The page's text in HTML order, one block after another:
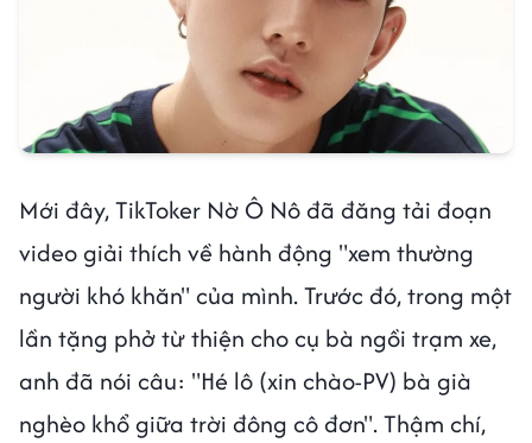
Mới đây, TikToker Nờ Ô Nô đã đăng tải đoạn
video giải thích về hành động "xem thường
người khó khăn" của mình. Trước đó, trong một
lần tặng phở từ thiện cho cụ bà ngồi trạm xe,
anh đã nói câu: "Hé lô (xin chào-PV) bà già
nghèo khổ giữa trời đông cô đơn". Thậm chí,